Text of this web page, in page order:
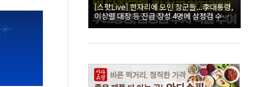
[스팟Live] 한자리에 모인 장군들...李대통령,
이상렬 대장 등 진급 장성 4명에 삼정검 수치
직접 수여｜26.08.07 장성 진급·삼정검 수치